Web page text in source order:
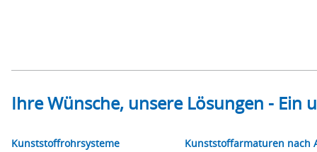
Ihre Wünsche, unsere Lösungen -
Kunststoffrohrsysteme Kunststoffarmaturen nach